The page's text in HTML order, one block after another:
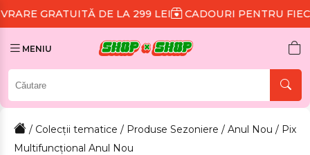
DE LA 299 LEI CADOURI PENTRU FIECARE
MENIU
/ Colecții tematice / Produse Sezoniere / Anul Nou / Pix
Multifuncțional Anul Nou